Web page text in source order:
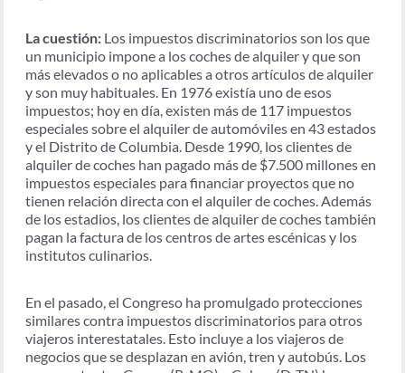
La cuestión: Los impuestos discriminatorios son los que
un municipio impone a los coches de alquiler y que son
más elevados o no aplicables a otros artículos de alquiler
y son muy habituales. En 1976 existía uno de esos
impuestos; hoy en día, existen más de 117 impuestos
especiales sobre el alquiler de automóviles en 43 estados
y el Distrito de Columbia. Desde 1990, los clientes de
alquiler de coches han pagado más de $7.500 millones en
impuestos especiales para financiar proyectos que no
tienen relación directa con el alquiler de coches. Además
de los estadios, los clientes de alquiler de coches también
pagan la factura de los centros de artes escénicas y los
institutos culinarios.
En el pasado, el Congreso ha promulgado protecciones
similares contra impuestos discriminatorios para otros
viajeros interestatales. Esto incluye a los viajeros de
negocios que se desplazan en avión, tren y autobús. Los